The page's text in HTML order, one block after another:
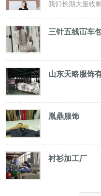
我们长期大量收
服装，专业诚信
三针五线冚车
山东天略服饰
胤鼎服饰
衬衫加工厂